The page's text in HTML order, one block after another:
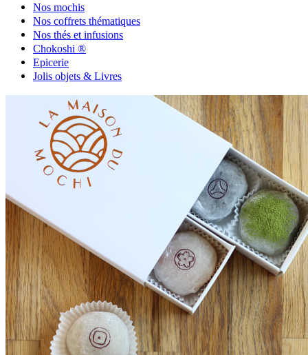
Nos mochis
Nos coffrets thématiques
Nos thés et infusions
Chokoshi ®
Epicerie
Jolis objets & Livres